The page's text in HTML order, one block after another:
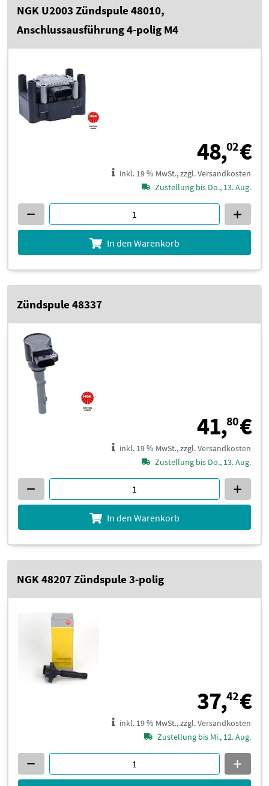
NGK U2003 Zündspule 48010,
Anschlussausführung 4-polig M4
48,02€
inkl. 19 % MwSt., zzgl. Versandkosten
Zustellung bis Do., 13. Aug.
In den Warenkorb
Zündspule 48337
41,80€
inkl. 19 % MwSt., zzgl. Versandkosten
Zustellung bis Do., 13. Aug.
In den Warenkorb
NGK 48207 Zündspule 3-polig
37,42€
inkl. 19 % MwSt., zzgl. Versandkosten
Zustellung bis Mi., 12. Aug.